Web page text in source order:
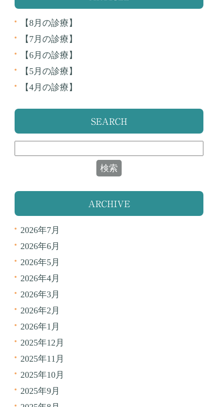
【8月の診療】
【7月の診療】
【6月の診療】
【5月の診療】
【4月の診療】
SEARCH
ARCHIVE
2026年7月
2026年6月
2026年5月
2026年4月
2026年3月
2026年2月
2026年1月
2025年12月
2025年11月
2025年10月
2025年9月